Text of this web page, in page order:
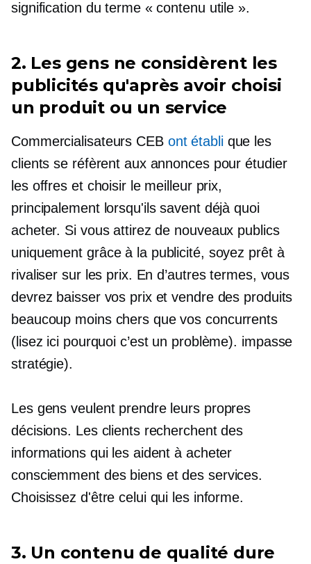
signification du terme « contenu utile ».
2. Les gens ne considèrent les
publicités qu'après avoir choisi
un produit ou un service
Commercialisateurs CEB ont établique les
clients se réfèrent aux annonces pour étudier
les offres et choisir le meilleur prix,
principalement lorsqu'ils savent déjà quoi
acheter. Si vous attirez de nouveaux publics
uniquement grâce à la publicité, soyez prêt à
rivaliser sur les prix. En d’autres termes, vous
devrez baisser vos prix et vendre des produits
beaucoup moins chers que vos concurrents
(lisez ici pourquoi c’est un problème). impasse
stratégie).
Les gens veulent prendre leurs propres
décisions. Les clients recherchent des
informations qui les aident à acheter
consciemment des biens et des services.
Choisissez d'être celui qui les informe.
3. Un contenu de qualité dure